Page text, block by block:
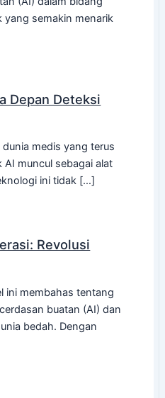
yang semakin menarik
Depan Deteksi
dunia medis yang terus
muncul sebagai alat
ini tidak […]
Revolusi
ini membahas tentang
buatan (AI) dan
bedah. Dengan